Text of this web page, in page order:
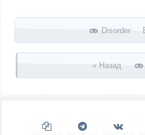
Запись навигация
Disorder
« Назад
Копировать ссылку
Поделиться